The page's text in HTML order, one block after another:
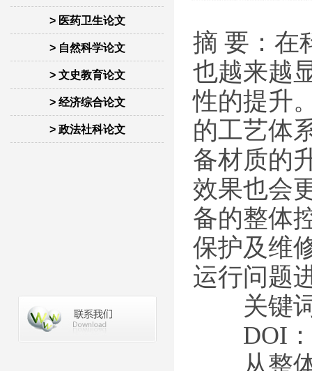
> 医药卫生论文
> 自然科学论文
> 文史教育论文
> 经济综合论文
> 政法社科论文
摘 要：在
也越来越
性的提升
的工艺体
备材质的
效果也会
备的整体
保护及维
运行问题
关键词
DOI：
从整体